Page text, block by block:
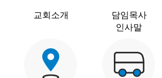
Hiel Worship
교육과 훈련
교회소개
담임목사
인사말